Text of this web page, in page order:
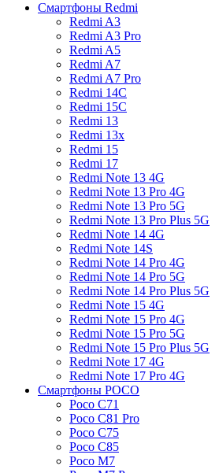
Смартфоны Redmi
Redmi A3
Redmi A3 Pro
Redmi A5
Redmi A7
Redmi A7 Pro
Redmi 14C
Redmi 15C
Redmi 13
Redmi 13x
Redmi 15
Redmi 17
Redmi Note 13 4G
Redmi Note 13 Pro 4G
Redmi Note 13 Pro 5G
Redmi Note 13 Pro Plus 5G
Redmi Note 14 4G
Redmi Note 14S
Redmi Note 14 Pro 4G
Redmi Note 14 Pro 5G
Redmi Note 14 Pro Plus 5G
Redmi Note 15 4G
Redmi Note 15 Pro 4G
Redmi Note 15 Pro 5G
Redmi Note 15 Pro Plus 5G
Redmi Note 17 4G
Redmi Note 17 Pro 4G
Смартфоны POCO
Poco C71
Poco C81 Pro
Poco C75
Poco C85
Poco M7